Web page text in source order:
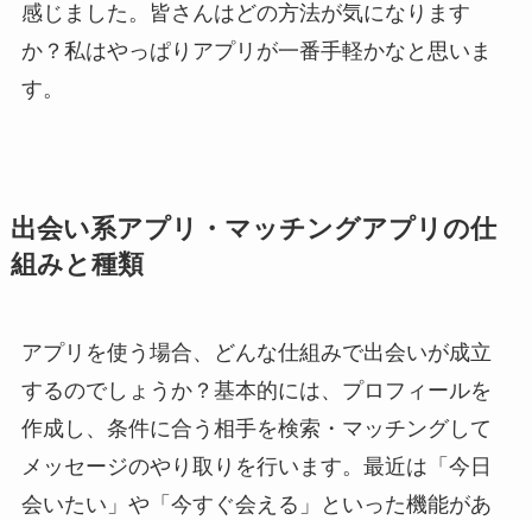
感じました。皆さんはどの方法が気になります
か？私はやっぱりアプリが一番手軽かなと思いま
す。
出会い系アプリ・マッチングアプリの仕
組みと種類
アプリを使う場合、どんな仕組みで出会いが成立
するのでしょうか？基本的には、プロフィールを
作成し、条件に合う相手を検索・マッチングして
メッセージのやり取りを行います。最近は「今日
会いたい」や「今すぐ会える」といった機能があ